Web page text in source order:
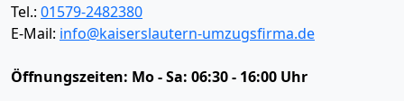
Tel.: 01579-2482380
E-Mail: info@kaiserslautern-umzugsfirma.de
Öffnungszeiten: Mo - Sa: 06:30 - 16:00 Uhr